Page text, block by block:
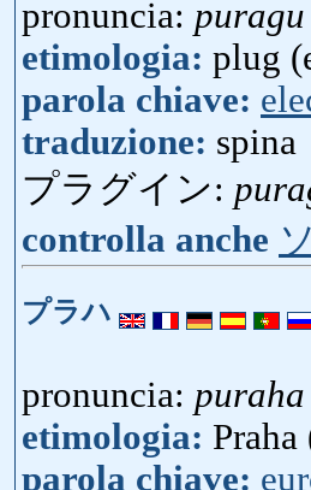
pronuncia: puragu
etimologia: plug
parola chiave:
traduzione: spina
プラグイン:
controlla anche
プラハ
pronuncia: puraha
etimologia: Praha
parola chiave: